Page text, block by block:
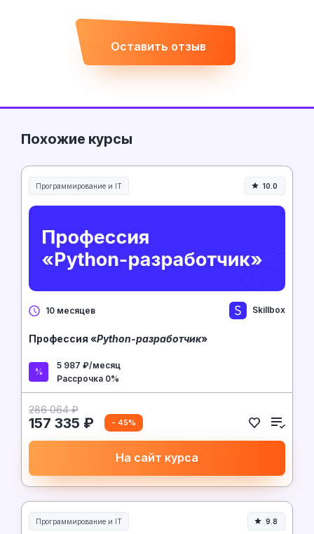
Оставить отзыв
Похожие курсы
Программирование и IT 10.0
10 месяцев Skillbox
Профессия «Python-разработчик»
5 987 ₽/месяц
Рассрочка 0%
286 064 ₽
157 335 ₽ - 45%
На сайт курса
Программирование и IT 9.8